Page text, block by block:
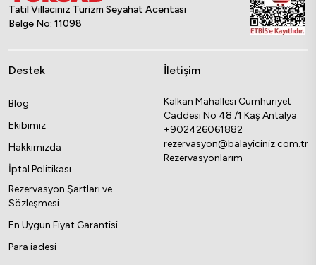
Tatil Villacınız Turizm Seyahat Acentası
Belge No: 11098
Destek
Blog
Ekibimiz
Hakkımızda
İptal Politikası
Rezervasyon Şartları ve
Sözleşmesi
En Uygun Fiyat Garantisi
Para iadesi
İletişim
Kalkan Mahallesi Cumhuriyet
Caddesi No 48 /1 Kaş Antalya
+902426061882
rezervasyon@balayiciniz.com.tr
Rezervasyonlarım